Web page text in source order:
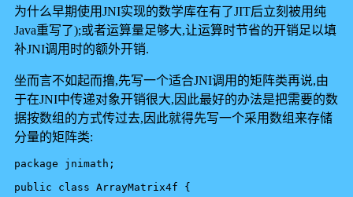
为什么早期使用JNI实现的数学库在有了JIT后立刻被用纯
Java重写了);或者运算量足够大,让运算时节省的开销足以填
补JNI调用时的额外开销.
坐而言不如起而撸,先写一个适合JNI调用的矩阵类再说,由
于在JNI中传递对象开销很大,因此最好的办法是把需要的数
据按数组的方式传过去,因此就得先写一个采用数组来存储
分量的矩阵类:
package jnimath;
public class ArrayMatrix4f {